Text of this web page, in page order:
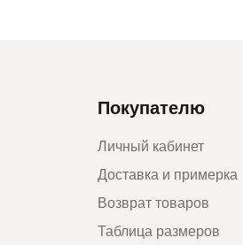
Покупателю
Личный кабинет
Доставка и примерка
Возврат товаров
Таблица размеров